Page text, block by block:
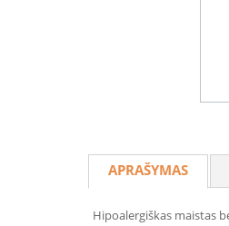
APRAŠYMAS
Hipoalergiškas maistas